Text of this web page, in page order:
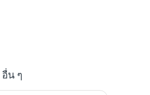
อื่น ๆ